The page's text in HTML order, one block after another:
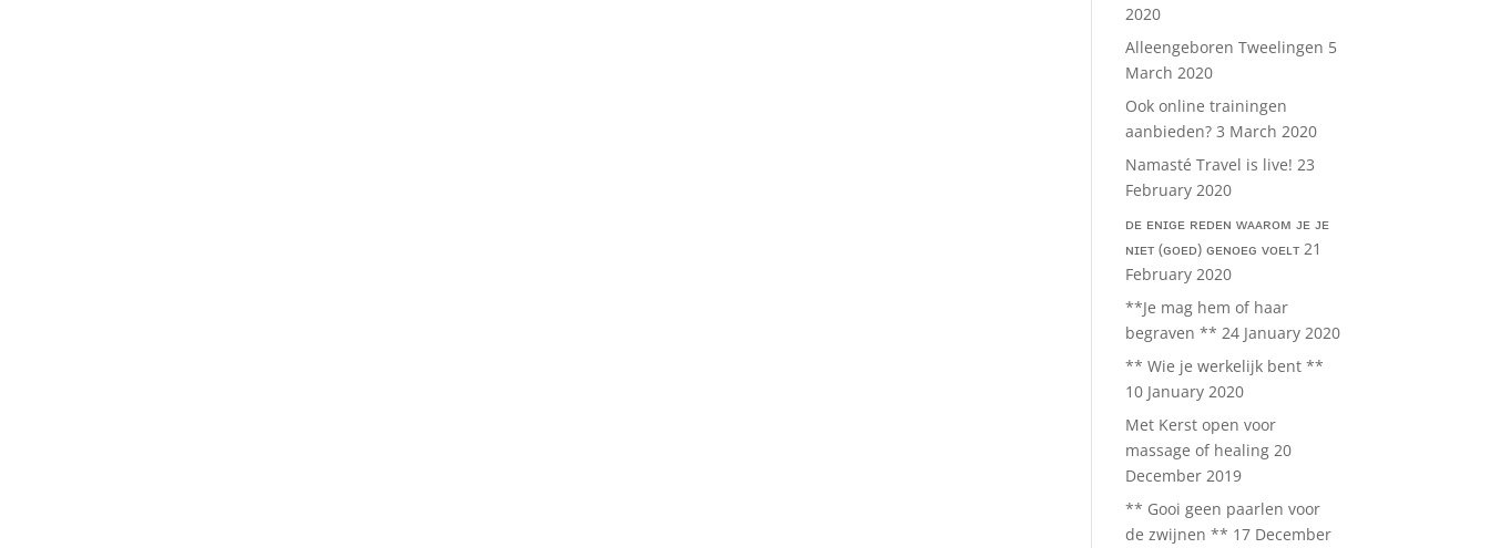
2020
Alleengeboren Tweelingen 5
March 2020
Ook online trainingen
aanbieden? 3 March 2020
Namasté Travel is live! 23
February 2020
ᴅᴇ ᴇɴɪɢᴇ ʀᴇᴅᴇɴ ᴡᴀᴀʀᴏᴍ ᴊᴇ ᴊᴇ
ɴɪᴇᴛ (ɢᴏᴇᴅ) ɢᴇɴᴏᴇɢ ᴠᴏᴇʟᴛ 21
February 2020
**Je mag hem of haar
begraven ** 24 January 2020
** Wie je werkelijk bent **
10 January 2020
Met Kerst open voor
massage of healing 20
December 2019
** Gooi geen paarlen voor
de zwijnen ** 17 December